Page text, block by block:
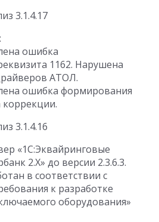
3.1.4.17
ошибка
1162. Нарушена
АТОЛ.
ошибка формирования
коррекции.
3.1.4.16
«1С:Эквайринговые
2.Х» до версии 2.3.6.3.
в соответствии с
к разработке
оборудования»